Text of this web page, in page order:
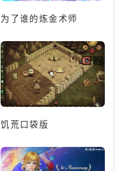
为了谁的炼金术师
饥荒口袋版